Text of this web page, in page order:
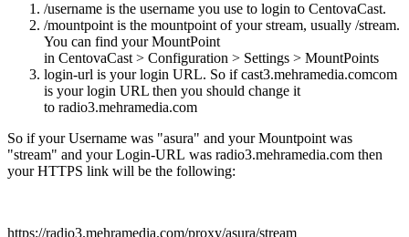
/username is the username you use to login to CentovaCast.
/mountpoint is the mountpoint of your stream, usually /stream.
You can find your MountPoint
in CentovaCast > Configuration > Settings > MountPoints
login-url is your login URL. So if cast3.mehramedia.comcom
is your login URL then you should change it
to radio3.mehramedia.com
So if your Username was "asura" and your Mountpoint was
"stream" and your Login-URL was radio3.mehramedia.com then
your HTTPS link will be the following:
https://radio3.mehramedia.com/proxy/asura/stream